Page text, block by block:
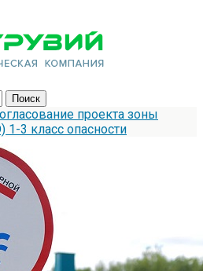
проекта зоны
1-3 класс опасности